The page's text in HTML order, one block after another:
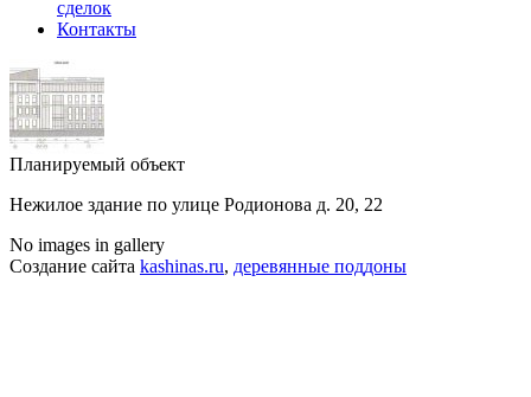
сделок
Контакты
Планируемый объект
Нежилое здание по улице Родионова д. 20, 22
No images in gallery
Создание сайта kashinas.ru, деревянные поддоны